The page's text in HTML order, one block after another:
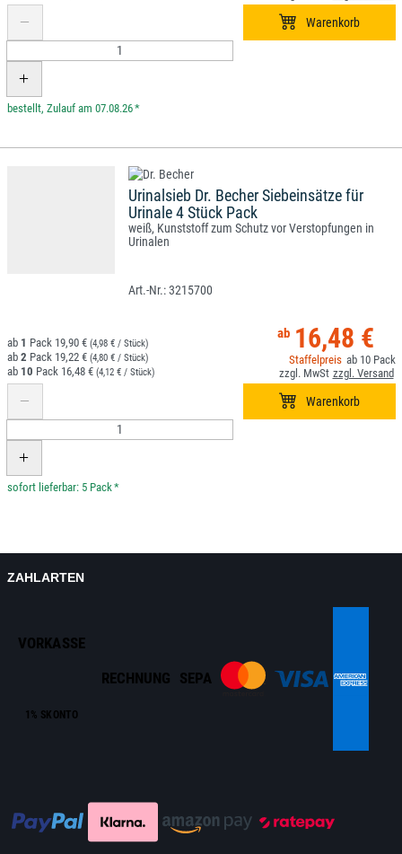
*
Urinalsieb Dr. Becher Siebeinsätze für
Urinale 4 Stück Pack
weiß, Kunststoff zum Schutz vor Verstopfungen in
Urinalen
3215700
16,48 €
10
1 19,90 € (4,98 € / Stück)
2 19,22 € (4,80 € / Stück)
10 16,48 € (4,12 € / Stück)
*
ZAHLARTEN
VORKASSE
1% SKONTO
RECHNUNG SEPA